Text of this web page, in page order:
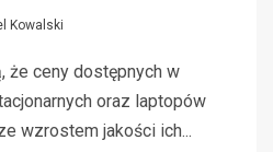
Kowalski
że ceny dostępnych w
oraz laptopów
wzrostem jakości ich...